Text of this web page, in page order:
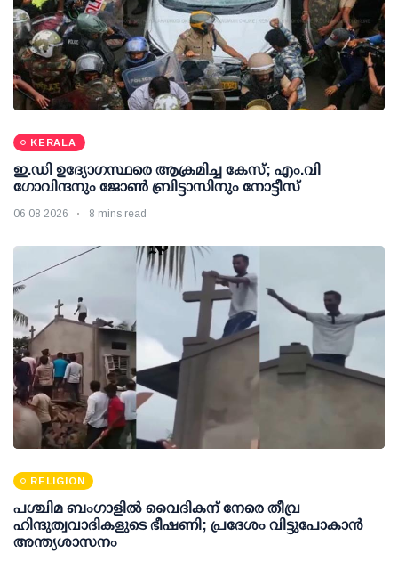
KERALA
ഇ.ഡി ഉദ്യോഗസ്ഥരെ ആക്രമിച്ച കേസ്; എം.വി
ഗോവിന്ദനും ജോണ്‍ ബ്രിട്ടാസിനും നോട്ടീസ്
06 08 2026 8 mins read
RELIGION
പശ്ചിമ ബംഗാളിൽ വൈദികന് നേരെ തീവ്ര
ഹിന്ദുത്വവാദികളുടെ ഭീഷണി; പ്രദേശം വിട്ടുപോകാൻ
അന്ത്യശാസനം